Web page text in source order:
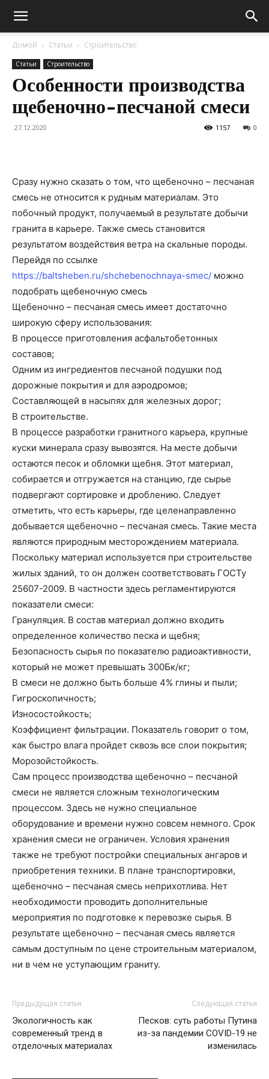
Домой Статьи Строительство
Статьи Строительство
Особенности производства
щебеночно-песчаной смеси
27.12.2020 0
1157
Сразу нужно сказать о том, что щебеночно – песчаная
смесь не относится к рудным материалам. Это
побочный продукт, получаемый в результате добычи
гранита в карьере. Также смесь становится
результатом воздействия ветра на скальные породы.
Перейдя по ссылке
https://baltsheben.ru/shchebenochnaya-smec/ можно
подобрать щебеночную смесь
Щебеночно – песчаная смесь имеет достаточно
широкую сферу использования:
В процессе приготовления асфальтобетонных
составов;
Одним из ингредиентов песчаной подушки под
дорожные покрытия и для аэродромов;
Составляющей в насыпях для железных дорог;
В строительстве.
В процессе разработки гранитного карьера, крупные
куски минерала сразу вывозятся. На месте добычи
остаются песок и обломки щебня. Этот материал,
собирается и отгружается на станцию, где сырье
подвергают сортировке и дроблению. Следует
отметить, что есть карьеры, где целенаправленно
добывается щебеночно – песчаная смесь. Такие места
являются природным месторождением материала.
Поскольку материал используется при строительстве
жилых зданий, то он должен соответствовать ГОСТу
25607-2009. В частности здесь регламентируются
показатели смеси:
Грануляция. В состав материал должно входить
определенное количество песка и щебня;
Безопасность сырья по показателю радиоактивности,
который не может превышать 300Бк/кг;
В смеси не должно быть больше 4% глины и пыли;
Гигроскопичность;
Износостойкость;
Коэффициент фильтрации. Показатель говорит о том,
как быстро влага пройдет сквозь все слои покрытия;
Морозойстойкость.
Сам процесс производства щебеночно – песчаной
смеси не является сложным технологическим
процессом. Здесь не нужно специальное
оборудование и времени нужно совсем немного. Срок
хранения смеси не ограничен. Условия хранения
также не требуют постройки специальных ангаров и
приобретения техники. В плане транспортировки,
щебеночно – песчаная смесь неприхотлива. Нет
необходимости проводить дополнительные
мероприятия по подготовке к перевозке сырья. В
результате щебеночно – песчаная смесь является
самым доступным по цене строительным материалом,
ни в чем не уступающим граниту.
Предыдущая статья
Экологичность как
современный тренд в
отделочных материалах
Следующая статья
Песков: суть работы Путина
из-за пандемии COVID-19 не
изменилась